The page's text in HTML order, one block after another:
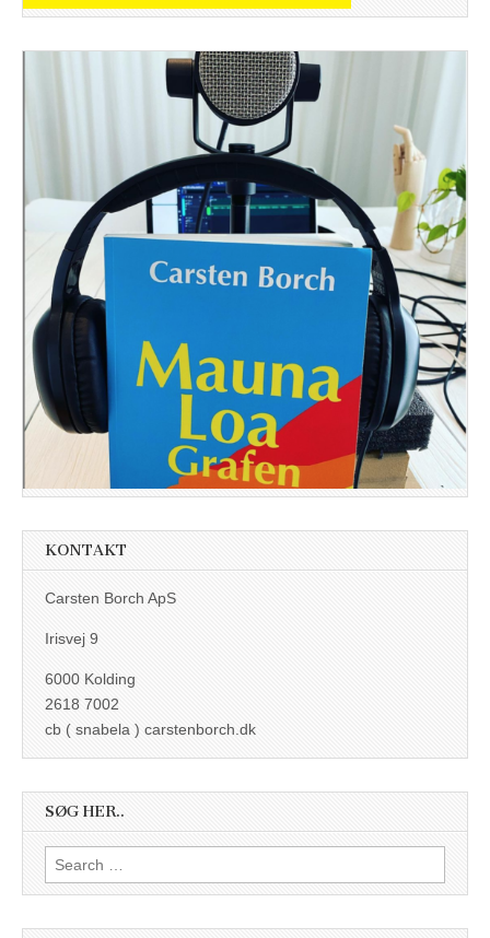
KONTAKT
Carsten Borch ApS
Irisvej 9
6000 Kolding
2618 7002
cb ( snabela ) carstenborch.dk
SØG HER..
Search
for: